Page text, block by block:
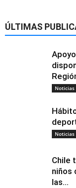
ÚLTIMAS
Noticias
Noticias
Chile
niños
las...